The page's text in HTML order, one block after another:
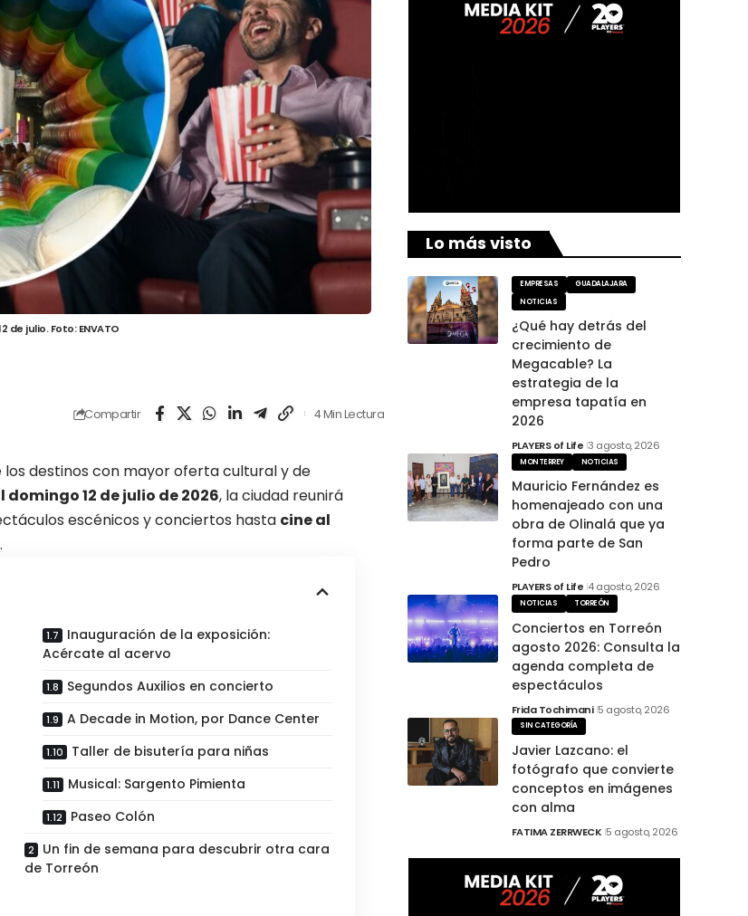
julio. Foto: ENVATO
Compartir 4 Min Lectura
destinos con mayor oferta cultural y de
domingo 12 de julio de 2026, la ciudad reunirá
escénicos y conciertos hasta cine al
Inauguración de la exposición:
Acércate al acervo
Segundos Auxilios en concierto
A Decade in Motion, por Dance Center
Taller de bisutería para niñas
Musical: Sargento Pimienta
Paseo Colón
Un fin de semana para descubrir otra cara
de Torreón
Lo más visto
EMPRESAS
GUADALAJARA
NOTICIAS
¿Qué hay detrás del
crecimiento de
Megacable? La
estrategia de la
empresa tapatía en
2026
PLAYERS of Life 3 agosto, 2026
MONTERREY NOTICIAS
Mauricio Fernández es
homenajeado con una
obra de Olinalá que ya
forma parte de San
Pedro
PLAYERS of Life 4 agosto, 2026
NOTICIAS TORREÓN
Conciertos en Torreón
agosto 2026: Consulta la
agenda completa de
espectáculos
Frida Tochimani 5 agosto, 2026
SIN CATEGORÍA
Javier Lazcano: el
fotógrafo que convierte
conceptos en imágenes
con alma
FATIMA ZERRWECK 5 agosto, 2026